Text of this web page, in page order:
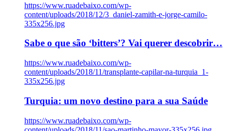
https://www.ruadebaixo.com/wp-
content/uploads/2018/12/3_daniel-zamith-e-jorge-camilo-
335x256.jpg
Sabe o que são ‘bitters’? Vai querer descobrir…
https://www.ruadebaixo.com/wp-
content/uploads/2018/11/transplante-capilar-na-turquia_1-
335x256.jpg
Turquia: um novo destino para a sua Saúde
https://www.ruadebaixo.com/wp-